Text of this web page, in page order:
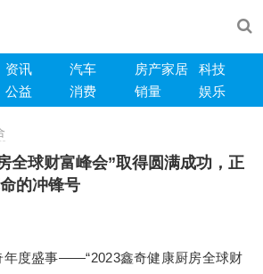
资讯 汽车 房产家居
科技
公益 消费 销量 娱乐
全球财富峰会”取得圆满成功，正
的冲锋号
年度盛事——“2023鑫奇健康厨房全球财